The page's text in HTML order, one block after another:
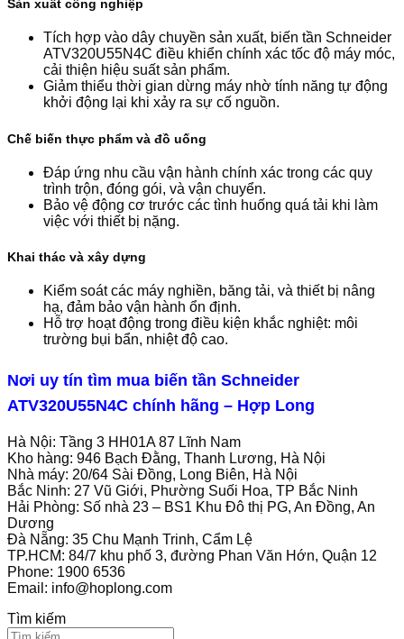
Sản xuất công nghiệp
Tích hợp vào dây chuyền sản xuất, biến tần Schneider
ATV320U55N4C điều khiển chính xác tốc độ máy móc,
cải thiện hiệu suất sản phẩm.
Giảm thiểu thời gian dừng máy nhờ tính năng tự động
khởi động lại khi xảy ra sự cố nguồn.
Chế biến thực phẩm và đồ uống
Đáp ứng nhu cầu vận hành chính xác trong các quy
trình trộn, đóng gói, và vận chuyển.
Bảo vệ động cơ trước các tình huống quá tải khi làm
việc với thiết bị nặng.
Khai thác và xây dựng
Kiểm soát các máy nghiền, băng tải, và thiết bị nâng
hạ, đảm bảo vận hành ổn định.
Hỗ trợ hoạt động trong điều kiện khắc nghiệt: môi
trường bụi bẩn, nhiệt độ cao.
Nơi uy tín tìm mua biến tần Schneider
ATV320U55N4C chính hãng – Hợp Long
Hà Nội: Tầng 3 HH01A 87 Lĩnh Nam
Kho hàng: 946 Bạch Đằng, Thanh Lương, Hà Nội
Nhà máy: 20/64 Sài Đồng, Long Biên, Hà Nội
Bắc Ninh: 27 Vũ Giới, Phường Suối Hoa, TP Bắc Ninh
Hải Phòng: Số nhà 23 – BS1 Khu Đô thị PG, An Đồng, An
Dương
Đà Nẵng: 35 Chu Mạnh Trinh, Cẩm Lệ
TP.HCM: 84/7 khu phố 3, đường Phan Văn Hớn, Quận 12
Phone: 1900 6536
Email: info@hoplong.com
Tìm kiếm